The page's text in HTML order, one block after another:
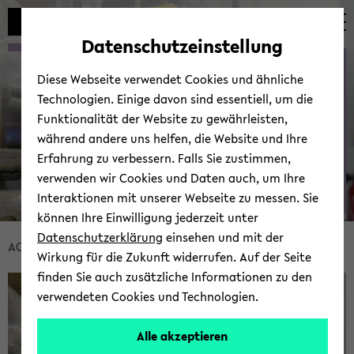
Automatische
vermeiden
zum
wechseln
zum
wechseln
zum
wechseln
Bread­
crumb
über­
sprin­
gen
ACS-​Mitzel Working Tech­ni­ques
© Uni­ver­si­tät Bie­le­feld
Datenschutzeinstellung
Diese Webseite verwendet Cookies und ähnliche
Technologien. Einige davon sind essentiell, um die
Funktionalität der Website zu gewährleisten,
während andere uns helfen, die Website und Ihre
Erfahrung zu verbessern. Falls Sie zustimmen,
verwenden wir Cookies und Daten auch, um Ihre
Interaktionen mit unserer Webseite zu messen. Sie
können Ihre Einwilligung jederzeit unter
Datenschutzerklärung einsehen und mit der
Wirkung für die Zukunft widerrufen. Auf der Seite
finden Sie auch zusätzliche Informationen zu den
verwendeten Cookies und Technologien.
Alle akzeptieren